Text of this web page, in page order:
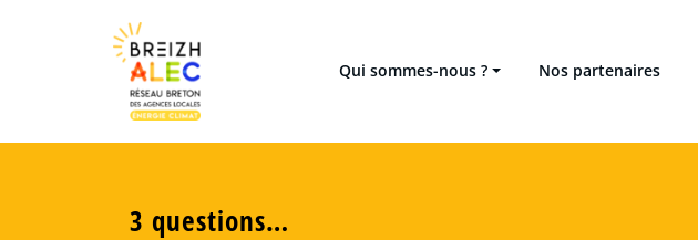
Qui sommes-nous ? Nos partenaires
3 questions…